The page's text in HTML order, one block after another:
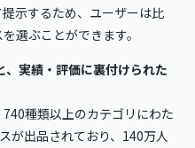
示するため、ユーザーは比
選ぶことができます。
実績・評価に裏付けられた
種類以上のカテゴリにわた
が出品されており、140万人